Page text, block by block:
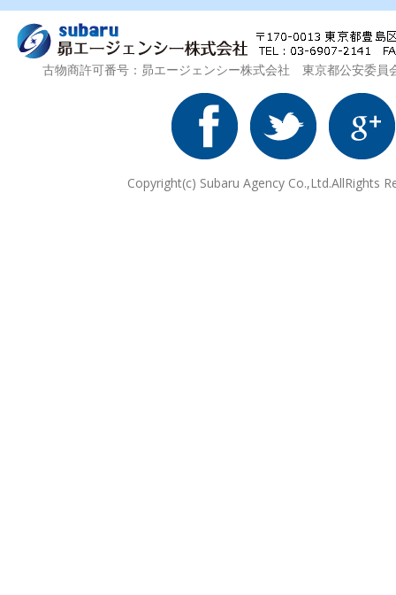
古物商許可番号：昴エージェンシー株式会社 東京都公安委
Copyright(c) Subaru Agency Co.,Ltd.AllRights